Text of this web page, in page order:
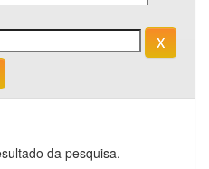
da pesquisa.